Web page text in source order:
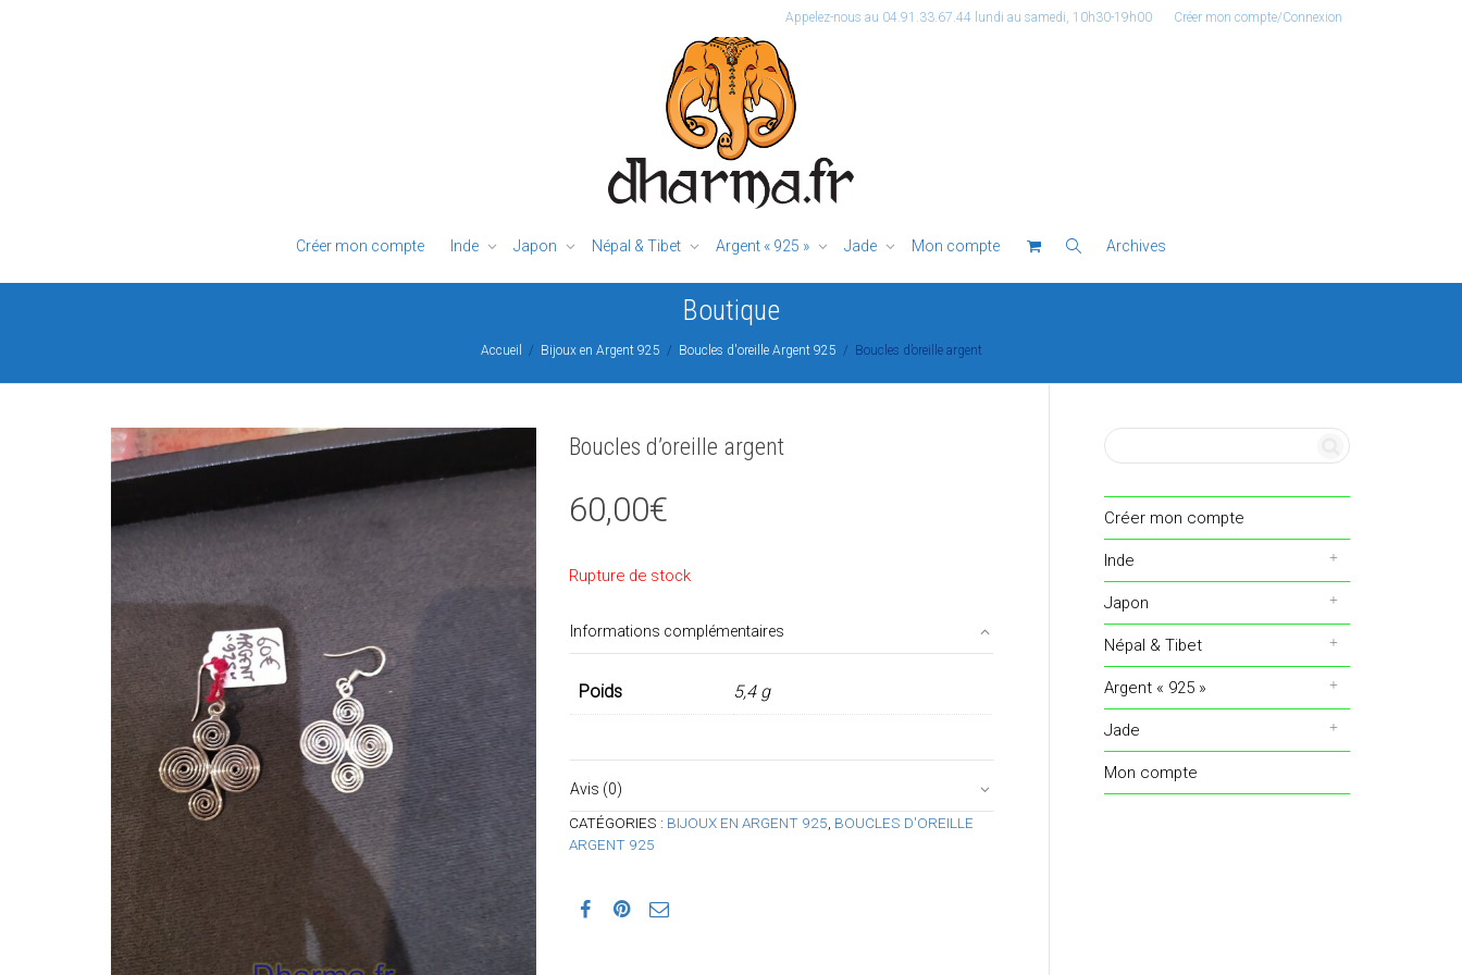
Appelez-nous au 04.91.33.67.44 lundi au samedi, 10h30-19h00 Créer mon compte/Connexion
Créer mon compte Inde Japon Népal & Tibet Argent « 925 » Jade Mon compte Archives
Boutique
Accueil Bijoux en Argent 925 Boucles d'oreille Argent 925 Boucles d’oreille argent
Boucles d’oreille argent
60,00€
Rupture de stock
Informations complémentaires
Poids 5,4 g
Avis (0)
CATÉGORIES : BIJOUX EN ARGENT 925 BOUCLES D'OREILLE
ARGENT 925
Créer mon compte
Inde
Japon
Népal & Tibet
Argent « 925 »
Jade
Mon compte